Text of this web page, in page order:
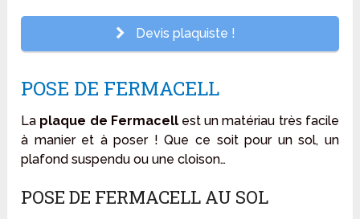
Devis plaquiste !
POSE DE FERMACELL
La plaque de Fermacellest un matériau très facile
à manier et à poser ! Que ce soit pour un sol, un
plafond suspendu ou une cloison…
POSE DE FERMACELL AU SOL